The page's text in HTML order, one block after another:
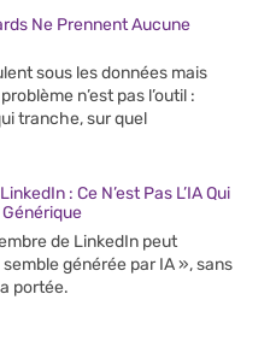
Ne Prennent Aucune
sous les données mais
n’est pas l’outil :
tranche, sur quel
: Ce N’est Pas L’IA Qui
Générique
de LinkedIn peut
générée par IA », sans
portée.